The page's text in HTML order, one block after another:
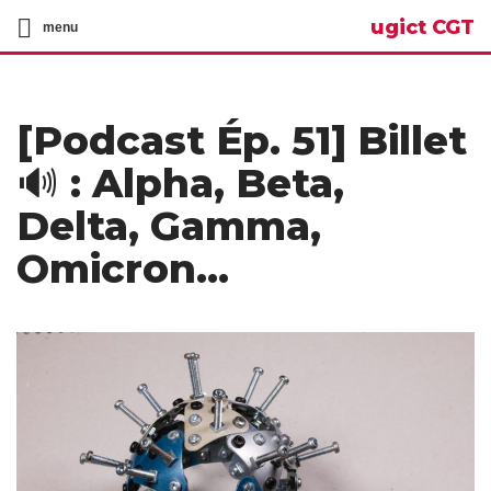
menu ugict CGT
[Podcast Ép. 51] Billet
🔊 : Alpha, Beta,
Delta, Gamma,
Omicron…